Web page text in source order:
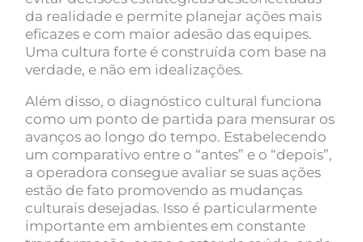
da realidade e permite planejar ações mais
eficazes e com maior adesão das equipes.
Uma cultura forte é construída com base na
verdade, e não em idealizações.
Além disso, o diagnóstico cultural funciona
como um ponto de partida para mensurar os
avanços ao longo do tempo. Estabelecendo
um comparativo entre o “antes” e o “depois”,
a operadora consegue avaliar se suas ações
estão de fato promovendo as mudanças
culturais desejadas. Isso é particularmente
importante em ambientes em constante